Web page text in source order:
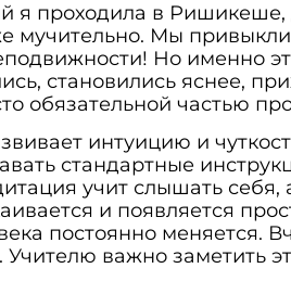
я проходила в
мучительно. Мы привыкли
Но именно
становились яснее,
обязательной частью
интуицию и
стандартные
учит слышать
и появляется
постоянно меняется.
важно заметить